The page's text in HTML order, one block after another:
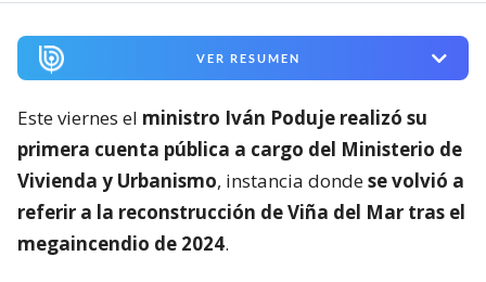
VER RESUMEN
Este viernes el ministro Iván Poduje realizó su
primera cuenta pública a cargo del Ministerio de
Vivienda y Urbanismo, instancia dondese volvió a
referir a la reconstrucción de Viña del Mar tras el
megaincendio de 2024.